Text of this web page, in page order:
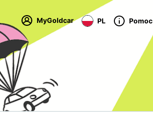
MyGoldcar PL Pomoc